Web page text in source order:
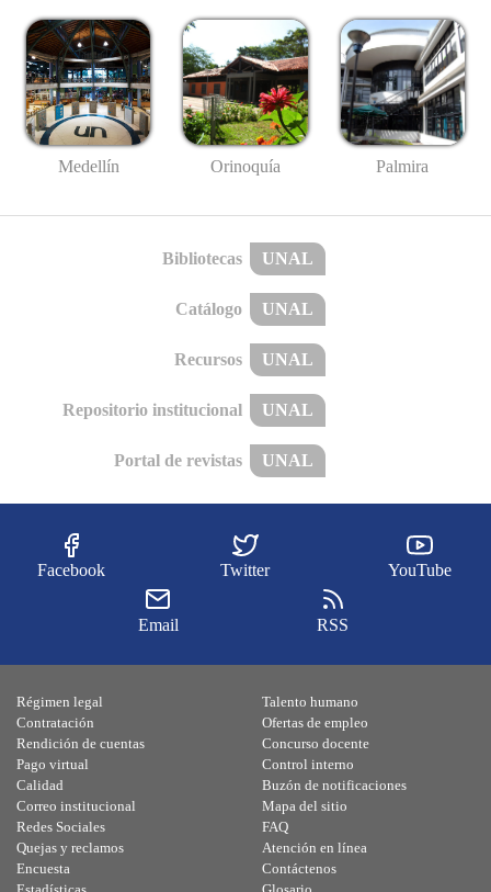
Medellín Orinoquía Palmira
Bibliotecas UNAL
Catálogo UNAL
Recursos UNAL
Repositorio institucional UNAL
Portal de revistas UNAL
Facebook Twitter YouTube
Email RSS
Régimen legal
Contratación
Rendición de cuentas
Pago virtual
Calidad
Talento humano
Ofertas de empleo
Concurso docente
Control interno
Buzón de notificaciones
Correo institucional
Redes Sociales
Quejas y reclamos
Encuesta
Mapa del sitio
FAQ
Atención en línea
Contáctenos